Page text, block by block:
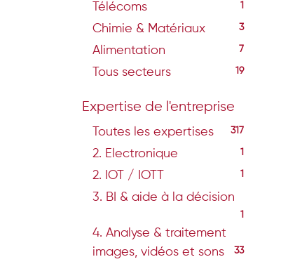
Télécoms 1
Chimie & Matériaux 3
Alimentation 7
Tous secteurs 19
Expertise de l'entreprise
Toutes les expertises 317
2. Electronique 1
2. IOT / IOTT 1
3. BI & aide à la décision
1
4. Analyse & traitement
images, vidéos et sons
33